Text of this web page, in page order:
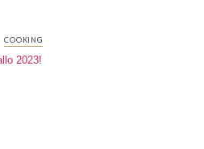
COOKING
2023!